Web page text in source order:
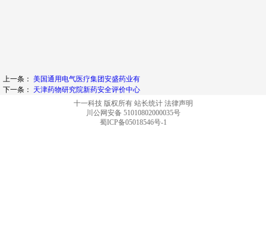
上一条： 美国通用电气医疗集团安盛药业有
下一条： 天津药物研究院新药安全评价中心
十一科技 版权所有 站长统计 法律声明
川公网安备 51010802000035号
蜀ICP备05018546号-1